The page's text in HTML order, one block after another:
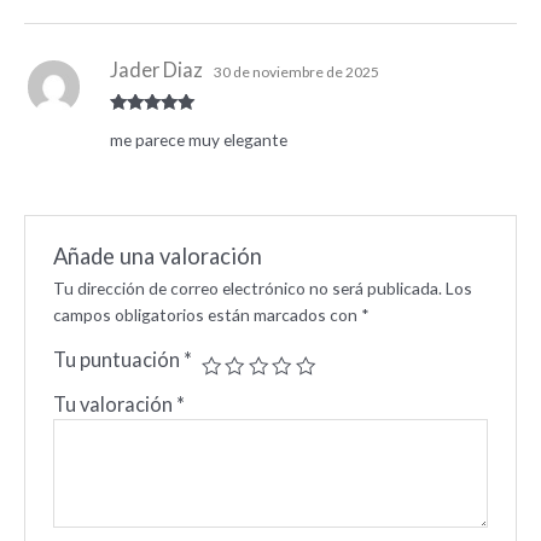
con5de 5
Jader Diaz 30 de noviembre de 2025
me parece muy elegante
Añade una valoración
Tu dirección de correo electrónico no será publicada. Los
campos obligatorios están marcados con *
Tu puntuación *
Tu valoración *